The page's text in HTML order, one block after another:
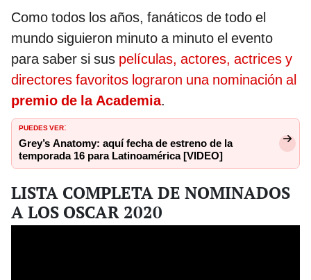
Como todos los años, fanáticos de todo el
mundo siguieron minuto a minuto el evento
para saber si sus películas, actores, actrices y
directores favoritos lograron una nominación al
premio de la Academia.
PUEDES VER:
Grey’s Anatomy: aquí fecha de estreno de la
temporada 16 para Latinoamérica [VIDEO]
LISTA COMPLETA DE NOMINADOS
A LOS OSCAR 2020